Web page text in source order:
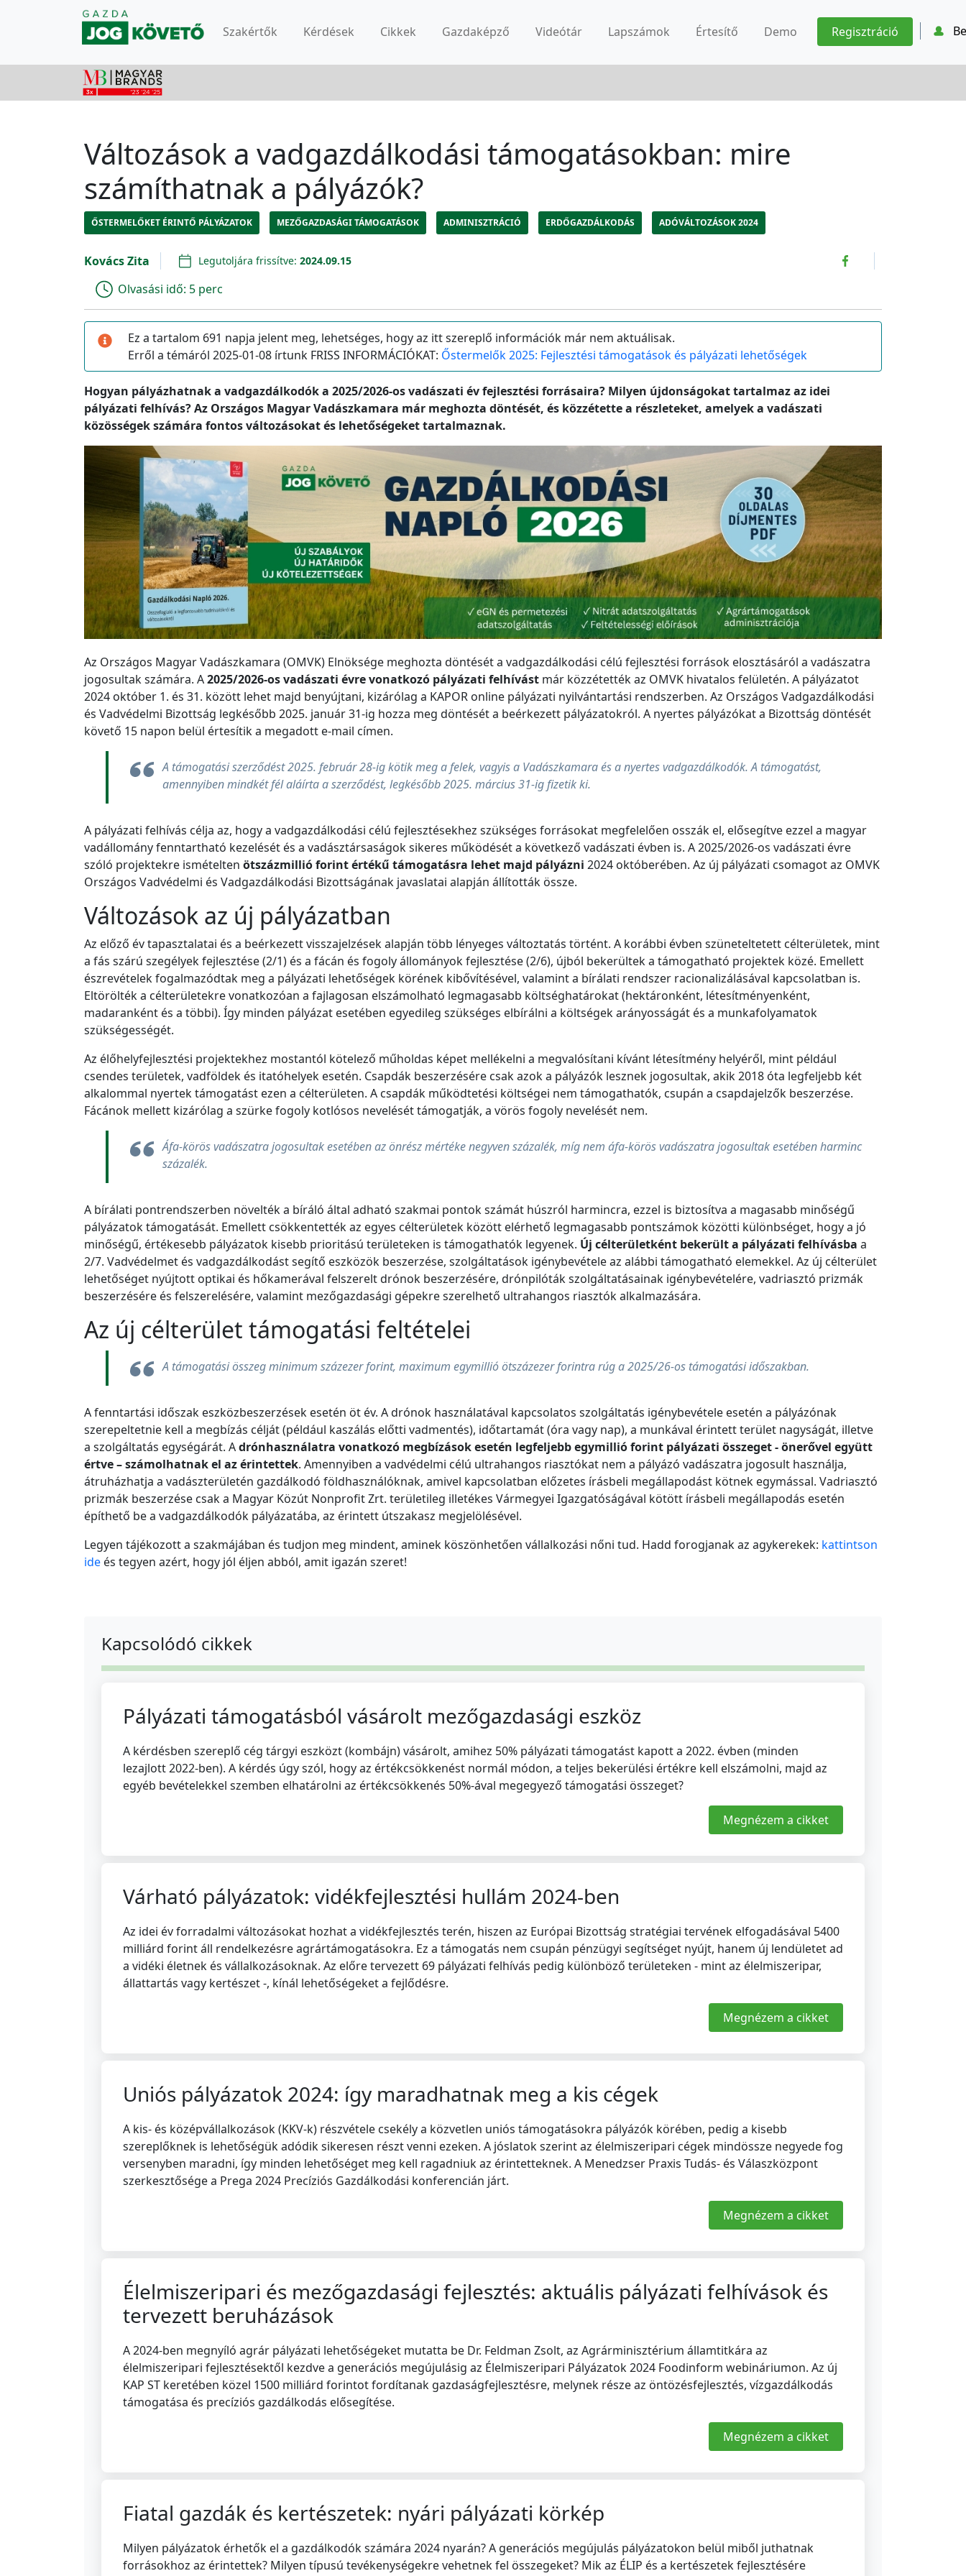
Szakértők Kérdések Cikkek Gazdaképző Videótár Lapszámok Értesítő Demo Regisztráció
Változások a vadgazdálkodási támogatásokban: mire
számíthatnak a pályázók?
ŐSTERMELŐKET ÉRINTŐ PÁLYÁZATOK MEZŐGAZDASÁGI TÁMOGATÁSOK ADMINISZTRÁCIÓ ERDŐGAZDÁLKODÁS ADÓVÁLTOZÁSOK 2024
Kovács Zita Legutoljára frissítve: 2024.09.15
Olvasási idő: 5 perc
Ez a tartalom 691 napja jelent meg, lehetséges, hogy az itt szereplő információk már nem aktuálisak.
Erről a témáról 2025-01-08 írtunk FRISS INFORMÁCIÓKAT: Őstermelők 2025: Fejlesztési támogatások és pályázati lehetőségek
Hogyan pályázhatnak a vadgazdálkodók a 2025/2026-os vadászati év fejlesztési forrásaira? Milyen újdonságokat tartalmaz az idei
pályázati felhívás? Az Országos Magyar Vadászkamara már meghozta döntését, és közzétette a részleteket, amelyek a vadászati
közösségek számára fontos változásokat és lehetőségeket tartalmaznak.
Az Országos Magyar Vadászkamara (OMVK) Elnöksége meghozta döntését a vadgazdálkodási célú fejlesztési források elosztásáról a vadászatra
jogosultak számára. A2025/2026-os vadászati évre vonatkozó pályázati felhívást már közzétették az OMVK hivatalos felületén. A pályázatot
2024 október 1. és 31. között lehet majd benyújtani, kizárólag a KAPOR online pályázati nyilvántartási rendszerben. Az Országos Vadgazdálkodási
és Vadvédelmi Bizottság legkésőbb 2025. január 31-ig hozza meg döntését a beérkezett pályázatokról. A nyertes pályázókat a Bizottság döntését
követő 15 napon belül értesítik a megadott e-mail címen.
A támogatási szerződést 2025. február 28-ig kötik meg a felek, vagyis a Vadászkamara és a nyertes vadgazdálkodók. A támogatást,
amennyiben mindkét fél aláírta a szerződést, legkésőbb 2025. március 31-ig fizetik ki.
A pályázati felhívás célja az, hogy a vadgazdálkodási célú fejlesztésekhez szükséges forrásokat megfelelően osszák el, elősegítve ezzel a magyar
vadállomány fenntartható kezelését és a vadásztársaságok sikeres működését a következő vadászati évben is. A 2025/2026-os vadászati évre
szóló projektekre ismételten ötszázmillió forint értékű támogatásra lehet majd pályázni 2024 októberében. Az új pályázati csomagot az OMVK
Országos Vadvédelmi és Vadgazdálkodási Bizottságának javaslatai alapján állították össze.
Változások az új pályázatban
Az előző év tapasztalatai és a beérkezett visszajelzések alapján több lényeges változtatás történt. A korábbi évben szüneteltetett célterületek, mint
a fás szárú szegélyek fejlesztése (2/1) és a fácán és fogoly állományok fejlesztése (2/6), újból bekerültek a támogatható projektek közé. Emellett
észrevételek fogalmazódtak meg a pályázati lehetőségek körének kibővítésével, valamint a bírálati rendszer racionalizálásával kapcsolatban is.
Eltörölték a célterületekre vonatkozóan a fajlagosan elszámolható legmagasabb költséghatárokat (hektáronként, létesítményenként,
madaranként és a többi). Így minden pályázat esetében egyedileg szükséges elbírálni a költségek arányosságát és a munkafolyamatok
szükségességét.
Az élőhelyfejlesztési projektekhez mostantól kötelező műholdas képet mellékelni a megvalósítani kívánt létesítmény helyéről, mint például
csendes területek, vadföldek és itatóhelyek esetén. Csapdák beszerzésére csak azok a pályázók lesznek jogosultak, akik 2018 óta legfeljebb két
alkalommal nyertek támogatást ezen a célterületen. A csapdák működtetési költségei nem támogathatók, csupán a csapdajelzők beszerzése.
Fácánok mellett kizárólag a szürke fogoly kotlósos nevelését támogatják, a vörös fogoly nevelését nem.
Áfa-körös vadászatra jogosultak esetében az önrész mértéke negyven százalék, míg nem áfa-körös vadászatra jogosultak esetében harminc
százalék.
A bírálati pontrendszerben növelték a bíráló által adható szakmai pontok számát húszról harmincra, ezzel is biztosítva a magasabb minőségű
pályázatok támogatását. Emellett csökkentették az egyes célterületek között elérhető legmagasabb pontszámok közötti különbséget, hogy a jó
minőségű, értékesebb pályázatok kisebb prioritású területeken is támogathatók legyenek. Új célterületként bekerült a pályázati felhívásba a
2/7. Vadvédelmet és vadgazdálkodást segítő eszközök beszerzése, szolgáltatások igénybevétele az alábbi támogatható elemekkel. Az új célterület
lehetőséget nyújtott optikai és hőkamerával felszerelt drónok beszerzésére, drónpilóták szolgáltatásainak igénybevételére, vadriasztó prizmák
beszerzésére és felszerelésére, valamint mezőgazdasági gépekre szerelhető ultrahangos riasztók alkalmazására.
Az új célterület támogatási feltételei
A támogatási összeg minimum százezer forint, maximum egymillió ötszázezer forintra rúg a 2025/26-os támogatási időszakban.
A fenntartási időszak eszközbeszerzések esetén öt év. A drónok használatával kapcsolatos szolgáltatás igénybevétele esetén a pályázónak
szerepeltetnie kell a megbízás célját (például kaszálás előtti vadmentés), időtartamát (óra vagy nap), a munkával érintett terület nagyságát, illetve
a szolgáltatás egységárát. Adrónhasználatra vonatkozó megbízások esetén legfeljebb egymillió forint pályázati összeget - önerővel együtt
értve – számolhatnak el az érintettek. Amennyiben a vadvédelmi célú ultrahangos riasztókat nem a pályázó vadászatra jogosult használja,
átruházhatja a vadászterületén gazdálkodó földhasználóknak, amivel kapcsolatban előzetes írásbeli megállapodást kötnek egymással. Vadriasztó
prizmák beszerzése csak a Magyar Közút Nonprofit Zrt. területileg illetékes Vármegyei Igazgatóságával kötött írásbeli megállapodás esetén
építhető be a vadgazdálkodók pályázatába, az érintett útszakasz megjelölésével.
Legyen tájékozott a szakmájában és tudjon meg mindent, aminek köszönhetően vállalkozási nőni tud. Hadd forogjanak az agykerekek: kattintson
ide és tegyen azért, hogy jól éljen abból, amit igazán szeret!
Kapcsolódó cikkek
Pályázati támogatásból vásárolt mezőgazdasági eszköz
A kérdésben szereplő cég tárgyi eszközt (kombájn) vásárolt, amihez 50% pályázati támogatást kapott a 2022. évben (minden
lezajlott 2022-ben). A kérdés úgy szól, hogy az értékcsökkenést normál módon, a teljes bekerülési értékre kell elszámolni, majd az
egyéb bevételekkel szemben elhatárolni az értékcsökkenés 50%-ával megegyező támogatási összeget?
Megnézem a cikket
Várható pályázatok: vidékfejlesztési hullám 2024-ben
Az idei év forradalmi változásokat hozhat a vidékfejlesztés terén, hiszen az Európai Bizottság stratégiai tervének elfogadásával 5400
milliárd forint áll rendelkezésre agrártámogatásokra. Ez a támogatás nem csupán pénzügyi segítséget nyújt, hanem új lendületet ad
a vidéki életnek és vállalkozásoknak. Az előre tervezett 69 pályázati felhívás pedig különböző területeken - mint az élelmiszeripar,
állattartás vagy kertészet -, kínál lehetőségeket a fejlődésre.
Megnézem a cikket
Uniós pályázatok 2024: így maradhatnak meg a kis cégek
A kis- és középvállalkozások (KKV-k) részvétele csekély a közvetlen uniós támogatásokra pályázók körében, pedig a kisebb
szereplőknek is lehetőségük adódik sikeresen részt venni ezeken. A jóslatok szerint az élelmiszeripari cégek mindössze negyede fog
versenyben maradni, így minden lehetőséget meg kell ragadniuk az érintetteknek. A Menedzser Praxis Tudás- és Válaszközpont
szerkesztősége a Prega 2024 Precíziós Gazdálkodási konferencián járt.
Megnézem a cikket
Élelmiszeripari és mezőgazdasági fejlesztés: aktuális pályázati felhívások és
tervezett beruházások
A 2024-ben megnyíló agrár pályázati lehetőségeket mutatta be Dr. Feldman Zsolt, az Agrárminisztérium államtitkára az
élelmiszeripari fejlesztésektől kezdve a generációs megújulásig az Élelmiszeripari Pályázatok 2024 Foodinform webináriumon. Az új
KAP ST keretében közel 1500 milliárd forintot fordítanak gazdaságfejlesztésre, melynek része az öntözésfejlesztés, vízgazdálkodás
támogatása és precíziós gazdálkodás elősegítése.
Megnézem a cikket
Fiatal gazdák és kertészetek: nyári pályázati körkép
Milyen pályázatok érhetők el a gazdálkodók számára 2024 nyarán? A generációs megújulás pályázatokon belül miből juthatnak
forrásokhoz az érintettek? Milyen típusú tevékenységekre vehetnek fel összegeket? Mik az ÉLIP és a kertészetek fejlesztésére